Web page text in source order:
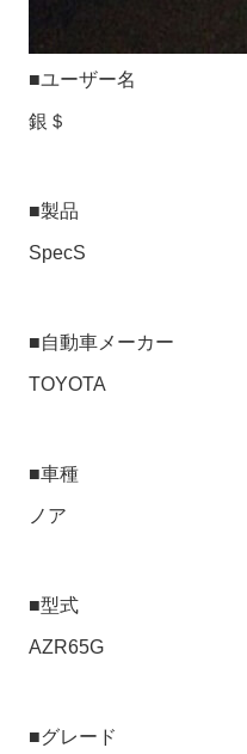
■ユーザー名
銀＄
■製品
SpecS
■自動車メーカー
TOYOTA
■車種
ノア
■型式
AZR65G
■グレード